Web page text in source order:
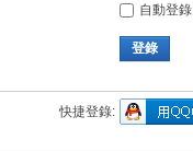
自動登錄
登錄
快捷登錄: